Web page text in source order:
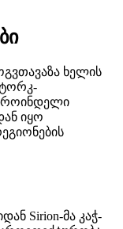
ხელის
იყო
Sirion-მა კაჭ-